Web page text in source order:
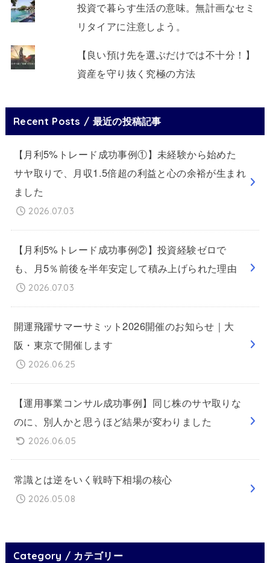
投資で暮らす生活の意味。無計画なセミ
リタイアに注意しよう。
【良い預け先を選ぶだけでは不十分！】
資産を守り抜く究極の方法
Recent Posts / 最近の投稿記事
【月利5%トレード成功事例①】未経験から始めた
サヤ取りで、月収1.5倍超の利益と心の余裕が生まれ
ました
2026.07.03
【月利5%トレード成功事例②】投資経験ゼロで
も、月5％前後を半年安定して積み上げられた理由
2026.07.03
開運飛躍サマーサミット2026開催のお知らせ｜大
阪・東京で開催します
2026.06.25
【運用事業コンサル成功事例】同じ株のサヤ取りな
のに、別人かと思うほど結果が変わりました
2026.06.05
常識とは逆をいく戦時下相場の核心
2026.05.08
Category / カテゴリー